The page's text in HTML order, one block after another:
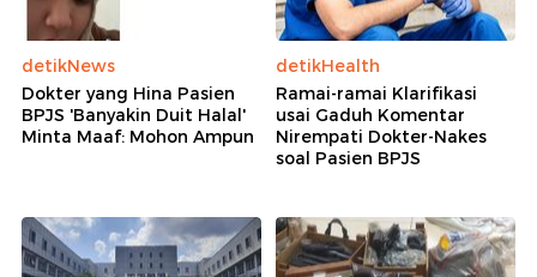
detikNews
Dokter yang Hina Pasien
BPJS 'Banyakin Duit Halal'
Minta Maaf: Mohon Ampun
detikHealth
Ramai-ramai Klarifikasi
usai Gaduh Komentar
Nirempati Dokter-Nakes
soal Pasien BPJS